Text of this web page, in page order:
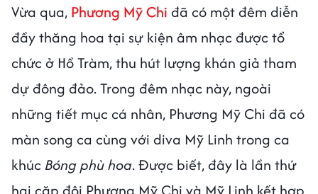
Vừa qua, Phương Mỹ Chi đã có một đêm diễn
đầy thăng hoa tại sự kiện âm nhạc được tổ
chức ở Hồ Tràm, thu hút lượng khán giả tham
dự đông đảo. Trong đêm nhạc này, ngoài
những tiết mục cá nhân, Phương Mỹ Chi đã có
màn song ca cùng với diva Mỹ Linh trong ca
khúc Bóng phù hoa. Được biết, đây là lần thứ
hai cặp đôi Phương Mỹ Chi và Mỹ Linh kết hợp